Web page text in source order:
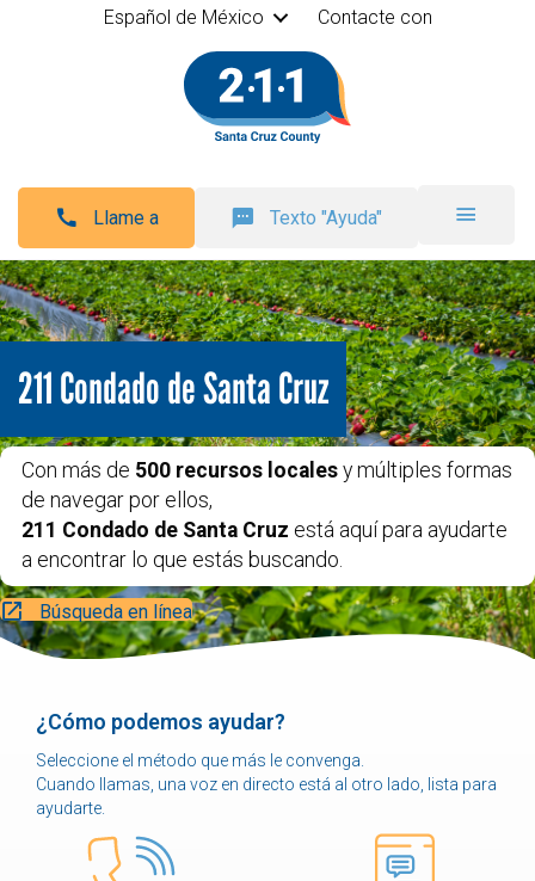
Español de México Contacte con
Llame a Texto "Ayuda"
211 Condado de Santa Cruz
Con más de 500 recursos localesy múltiples formas
de navegar por ellos,
211 Condado de Santa Cruz está aquí para ayudarte
a encontrar lo que estás buscando.
Búsqueda en línea
¿Cómo podemos ayudar?
Seleccione el método que más le convenga.
Cuando llamas, una voz en directo está al otro lado, lista para
ayudarte.